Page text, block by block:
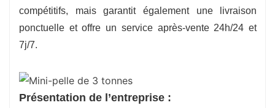
compétitifs, mais garantit également une livraison
ponctuelle et offre un service après-vente 24h/24 et
7j/7.
Présentation de l’entreprise :